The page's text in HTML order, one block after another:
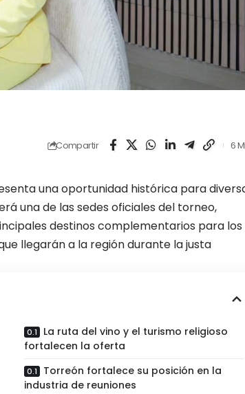
Compartir 6
una oportunidad histórica para
una de las sedes oficiales del torneo,
destinos complementarios para los
llegarán a la región durante la justa
La ruta del vino y el turismo religioso
fortalecen la oferta
Torreón fortalece su posición en la
industria de reuniones